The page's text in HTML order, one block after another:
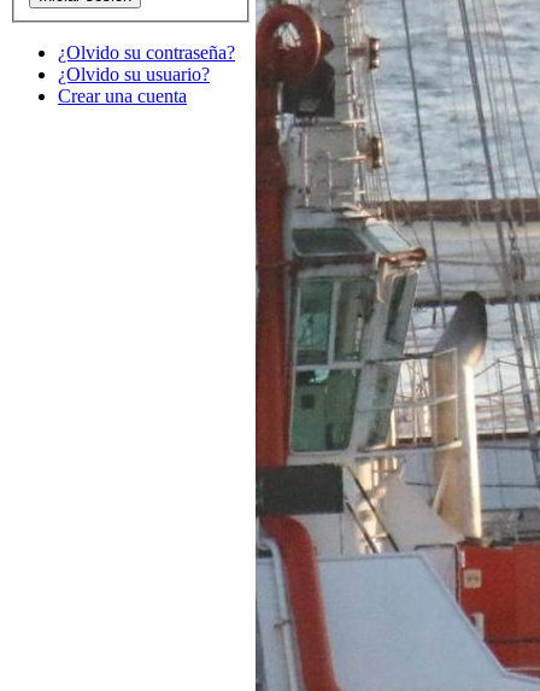
¿Olvido su contraseña?
¿Olvido su usuario?
Crear una cuenta